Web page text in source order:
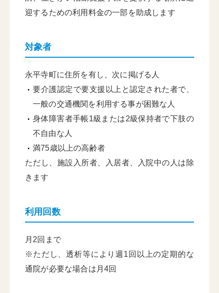
迎するための利用料金の一部を助成します
対象者
永平寺町に住所を有し、次に掲げる人
要介護認定で要支援以上と認定された者で、
一般の交通機関を利用する事が困難な人
身体障害者手帳1級または2級保持者で下肢の
不自由な人
満75歳以上の高齢者
ただし、施設入所者、入居者、入院中の人は除
きます
利用回数
月2回まで
※ただし、透析等により週1回以上の定期的な
通院が必要な場合は月4回